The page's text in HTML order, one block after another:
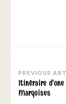
Post
Navigation
PREVIOUS
Itinéraire
Marquises